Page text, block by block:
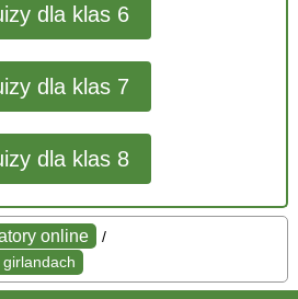
dla klas 6
dla klas 7
dla klas 8
online
/